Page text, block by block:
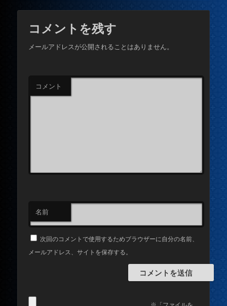
コメントを残す
メールアドレスが公開されることはありません。
コメント
名前
次回のコメントで使用するためブラウザーに自分の名前、
メールアドレス、サイトを保存する。